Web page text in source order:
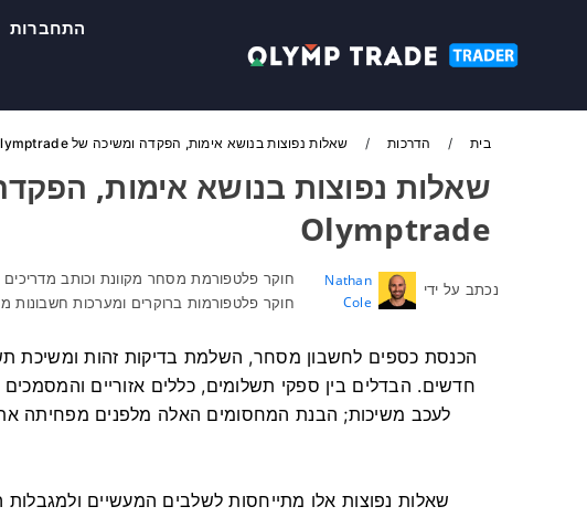
התחברות
בית הדרכות שאלות נפוצות בנושא אימות, הפקדה ומשיכה של Olymptrade
שאלות נפוצות בנושא אימות,
Olymptrade
נכתב על ידי
Nathan
Cole
חוקר פלטפורמת מסחר מקוונת וכותב מדריכים
חוקר פלטפורמות ברוקרים ומערכות חשבונות
הכנסת כספים לחשבון מסחר, השלמת בדיקות זהות ומשיכת
חדשים. הבדלים בין ספקי תשלומים, כללים אזוריים
לעכב משיכות; הבנת המחסומים האלה מלפנים מפחיתה
שאלות נפוצות אלו מתייחסות לשלבים המעשיים ולמגבלות